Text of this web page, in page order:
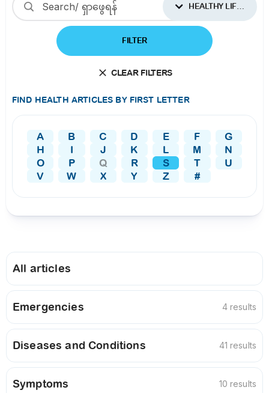
HEALTHY LIFESTYLES
FILTER
CLEAR FILTERS
FIND HEALTH ARTICLES BY FIRST LETTER
A B C D E F
G
H
I J K L M
N
O
P Q R S T
U
V
W X Y Z #
All articles
Emergencies 4 results
Diseases and Conditions 41 results
Symptoms 10 results